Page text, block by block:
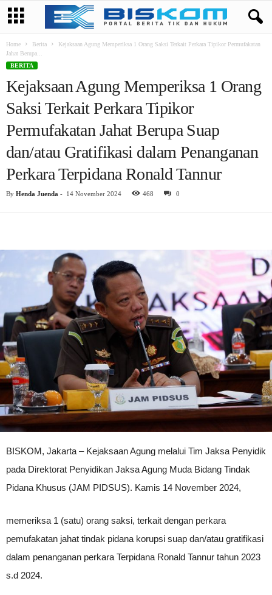
Home Berita
Kejaksaan Agung Memperiksa 1 Orang Saksi Terkait Perkara Tipikor Permufakatan
Jahat Berupa...
BERITA
Kejaksaan Agung Memperiksa 1 Orang
Saksi Terkait Perkara Tipikor
Permufakatan Jahat Berupa Suap
dan/atau Gratifikasi dalam Penanganan
Perkara Terpidana Ronald Tannur
By Henda Juenda - 14 November 2024 468 0
BISKOM, Jakarta – Kejaksaan Agung melalui Tim Jaksa Penyidik
pada Direktorat Penyidikan Jaksa Agung Muda Bidang Tindak
Pidana Khusus (JAM PIDSUS). Kamis 14 November 2024,
memeriksa 1 (satu) orang saksi, terkait dengan perkara
pemufakatan jahat tindak pidana korupsi suap dan/atau gratifikasi
dalam penanganan perkara Terpidana Ronald Tannur tahun 2023
s.d 2024.